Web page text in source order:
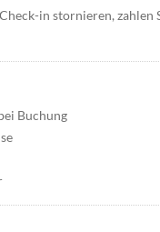
in stornieren,
Buchung